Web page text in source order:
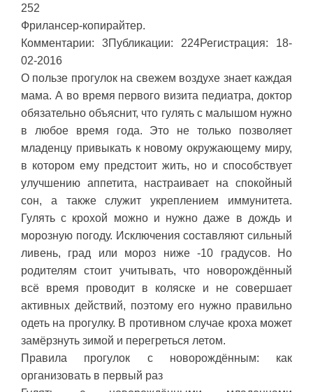
252
Фрилансер-копирайтер.
Комментарии: 3Публикации: 224Регистрация: 18-
02-2016
О пользе прогулок на свежем воздухе знает каждая
мама. А во время первого визита педиатра, доктор
обязательно объяснит, что гулять с малышом нужно
в любое время года. Это не только позволяет
младенцу привыкать к новому окружающему миру,
в котором ему предстоит жить, но и способствует
улучшению аппетита, настраивает на спокойный
сон, а также служит укреплением иммунитета.
Гулять с крохой можно и нужно даже в дождь и
морозную погоду. Исключения составляют сильный
ливень, град или мороз ниже -10 градусов. Но
родителям стоит учитывать, что новорождённый
всё время проводит в коляске и не совершает
активных действий, поэтому его нужно правильно
одеть на прогулку. В противном случае кроха может
замёрзнуть зимой и перегреться летом.
Правила прогулок с новорождённым: как
организовать в первый раз